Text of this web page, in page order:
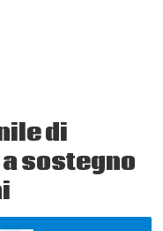
di
sostegno